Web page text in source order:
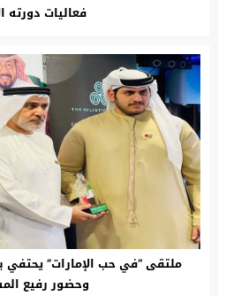
فعاليات دورته
ملتقى “في حب الإمارات”
وحضور رفيع